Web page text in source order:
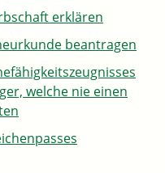
erklären
beantragen
welche nie einen